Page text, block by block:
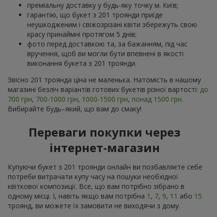
преміальну доставку у будь-яку точку м. Київ;
гарантію, що букет з 201 троянди приїде
неушкодженим і свіжозрізані квіти збережуть свою
красу принаймні протягом 5 днів;
фото перед доставкою та, за бажанням, під час
вручення, щоб ви могли бути впевнені в якості
виконання букета з 201 троянди.
Звісно 201 троянда ціна не маленька. Натомість в нашому
магазині безліч варіантів готових букетів різної вартості: до
700 грн, 700-1000 грн, 1000-1500 грн, понад 1500 грн.
Вибирайте будь–який, що вам до смаку!
Переваги покупки через
інтернет-магазин
Купуючи букет з 201 троянди онлайн ви позбавляєте себе
потреби витрачати купу часу на пошуки необхідної
квіткової композиції. Все, що вам потрібно зібрано в
одному місці. І, навіть якщо вам потрібна 1 , 7, 9, 11 або 15
троянд, ви можете їх замовити не виходячи з дому.